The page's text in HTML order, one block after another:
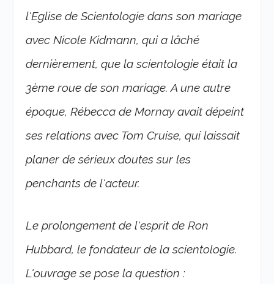
l'Eglise de Scientologie dans son mariage
avec Nicole Kidmann, qui a lâché
dernièrement, que la scientologie était la
3ème roue de son mariage. A une autre
époque, Rébecca de Mornay avait dépeint
ses relations avec Tom Cruise, qui laissait
planer de sérieux doutes sur les
penchants de l'acteur.
Le prolongement de l'esprit de Ron
Hubbard, le fondateur de la scientologie.
L'ouvrage se pose la question :